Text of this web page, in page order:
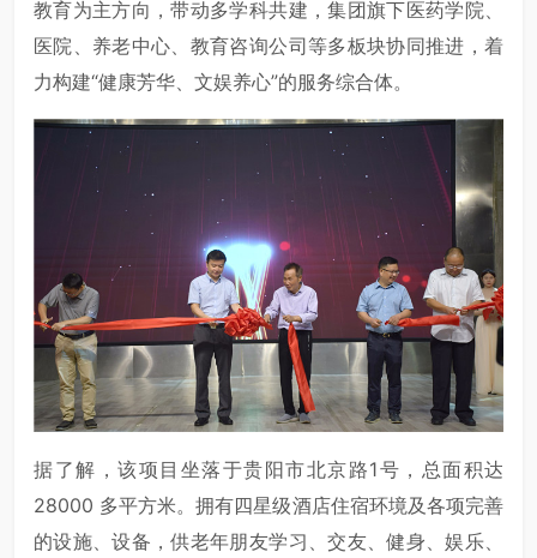
教育为主方向，带动多学科共建，集团旗下医药学院、
医院、养老中心、教育咨询公司等多板块协同推进，着
力构建“健康芳华、文娱养心”的服务综合体。
据了解，该项目坐落于贵阳市北京路1号，总面积达
28000 多平方米。拥有四星级酒店住宿环境及各项完善
的设施、设备，供老年朋友学习、交友、健身、娱乐、